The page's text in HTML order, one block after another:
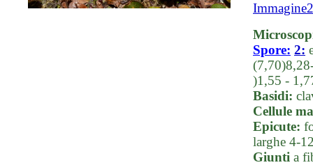
Immagine2
Spore: 2:
)1,55 -
Basidi:
Cellule
Epicute:
larghe 4-
Giunti a